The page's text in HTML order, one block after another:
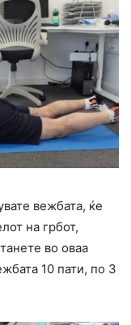
вежбата, ќе
на грбот,
во оваа
10 пати, по 3